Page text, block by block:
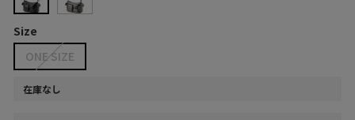
Size
ONE SIZE
在庫なし